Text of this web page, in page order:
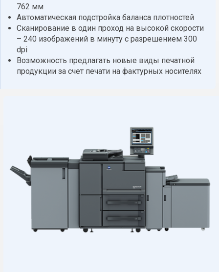
762 мм
Автоматическая подстройка баланса плотностей
Сканирование в один проход на высокой скорости
– 240 изображений в минуту с разрешением 300
dpi
Возможность предлагать новые виды печатной
продукции за счет печати на фактурных носителях